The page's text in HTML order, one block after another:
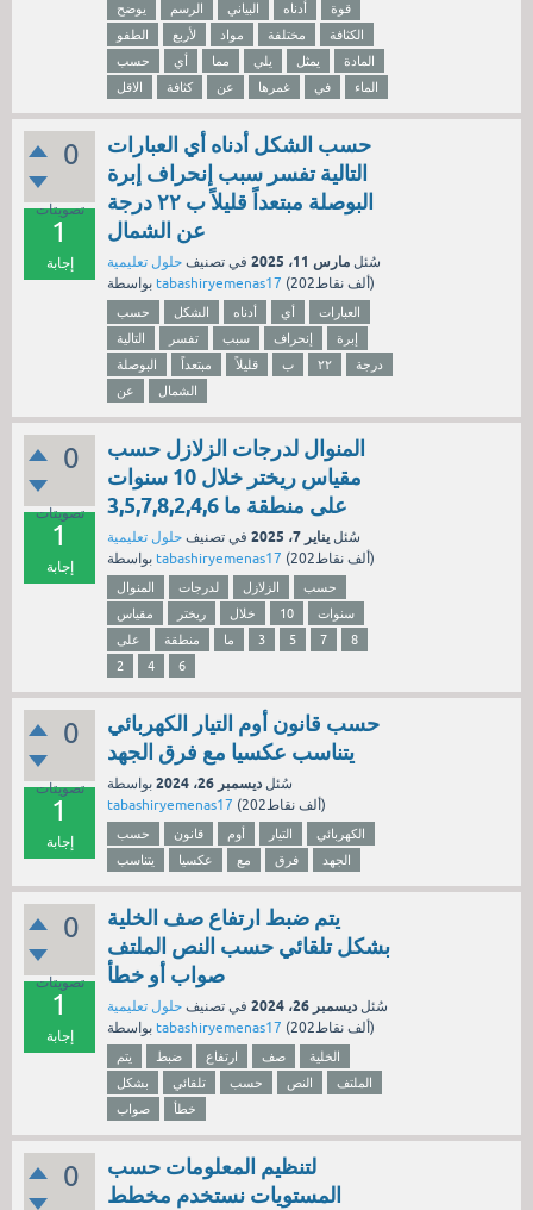
يوضح الرسم البياني أدناه
قوة
الطفو
لأربع مواد مختلفة
الكثافة
حسب
أي مما يلي يمثل
المادة
الاقل
كثافة عن غمرها في الماء
0
تصويتات
1
إجابة
حسب الشكل أدناه أي العبارات
التالية تفسر سبب إنحراف إبرة
البوصلة مبتعداً قليلاً ب ٢٢ درجة
عن الشمال
سُئل مارس 11، 2025 في تصنيف حلول تعليمية
tabashiryemenas17 ( 202ألف نقاط)
حسب الشكل أدناه أي
العبارات
التالية
تفسر سبب إنحراف
إبرة
البوصلة
مبتعداً قليلاً ب ٢٢
درجة
عن
الشمال
0
تصويتات
1
إجابة
المنوال لدرجات الزلازل حسب
مقياس ريختر خلال 10 سنوات
على منطقة ما 3,5,7,8,2,4,6
سُئل يناير 7، 2025 في تصنيف حلول تعليمية
tabashiryemenas17 ( 202ألف نقاط)
المنوال لدرجات الزلازل
حسب
مقياس
ريختر خلال 10
سنوات
على
منطقة ما 3 5 7
8
2
4 6
0
تصويتات
1
إجابة
حسب قانون أوم التيار الكهربائي
يتناسب عكسيا مع فرق الجهد
سُئل ديسمبر 26، 2024
بواسطة
tabashiryemenas17 ( 202ألف نقاط)
حسب قانون أوم التيار
الكهربائي
يتناسب
عكسيا مع فرق الجهد
0
تصويتات
1
إجابة
يتم ضبط ارتفاع صف الخلية
بشكل تلقائي حسب النص الملتف
صواب أو خطأ
سُئل ديسمبر 26، 2024 في تصنيف حلول تعليمية
tabashiryemenas17 ( 202ألف نقاط)
يتم ضبط ارتفاع صف
الخلية
بشكل
تلقائي حسب النص
الملتف
صواب
خطأ
0
لتنظيم المعلومات حسب
المستويات نستخدم مخطط